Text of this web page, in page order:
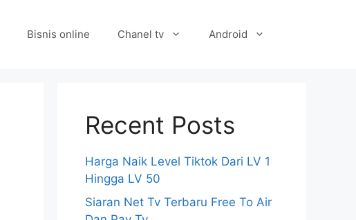
Bisnis online Chanel tv Android
Recent Posts
Harga Naik Level Tiktok Dari LV 1
Hingga LV 50
Siaran Net Tv Terbaru Free To Air